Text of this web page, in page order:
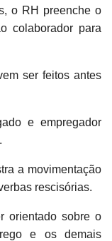
o RH preenche o
colaborador para
ser feitos antes
e empregador
a movimentação
rescisórias.
orientado sobre o
e os demais